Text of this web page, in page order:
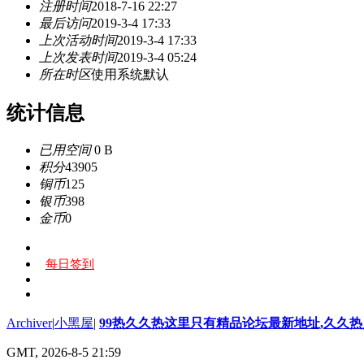
注册时间2018-7-16 22:27
最后访问2019-3-4 17:33
上次活动时间2019-3-4 17:33
上次发表时间2019-3-4 05:24
所在时区使用系统默认
统计信息
已用空间0 B
积分43905
铜币125
银币398
金币0
每日签到
Archiver|小黑屋| 99热久久热这里只有精品论坛最新地址,久久
GMT, 2026-8-5 21:59